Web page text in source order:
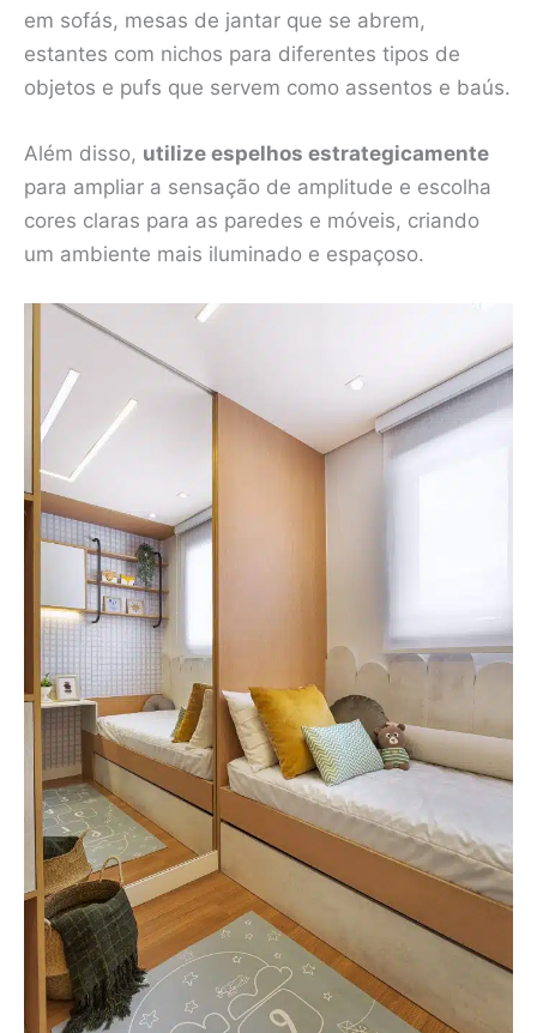
em sofás, mesas de jantar que se abrem,
estantes com nichos para diferentes tipos de
objetos e pufs que servem como assentos e baús.
Além disso, utilize espelhos estrategicamente
para ampliar a sensação de amplitude e escolha
cores claras para as paredes e móveis, criando
um ambiente mais iluminado e espaçoso.